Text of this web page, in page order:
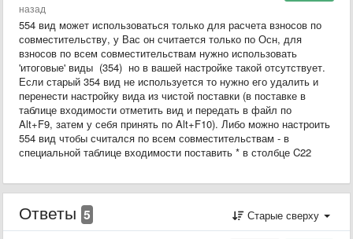
назад
554 вид может использоваться только для расчета взносов по
совместительству, у Вас он считается только по Осн, для
взносов по всем совместительствам нужно использовать
'итоговые' виды (354) но в вашей настройке такой отсутствует.
Если старый 354 вид не используется то нужно его удалить и
перенести настройку вида из чистой поставки (в поставке в
таблице входимости отметить вид и передать в файл по
Alt+F9, затем у себя принять по Alt+F10). Либо можно настроить
554 вид чтобы считался по всем совместительствам - в
специальной таблице входимости поставить * в столбце C22
Ответы 5 Старые сверху